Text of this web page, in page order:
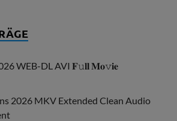
WEB-DL AVI 𝐅𝚞𝐥𝐥 𝐌𝐨𝚟𝐢𝐞
2026 MKV Extended Clean Audio